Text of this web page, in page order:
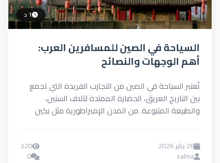
1 د
السياحة في الصين للمسافرين العرب:
أهم الوجهات والنصائح
تُعتبر السياحة في الصين من التجارب الفريدة التي تجمع
بين التاريخ العريق، الحضارة الممتدة لآلاف السنين،
والطبيعة المتنوعة. من المدن الإمبراطورية مثل بكين
28 يناير 2026
salma
320
0